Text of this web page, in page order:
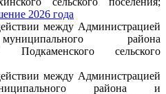
2026 года
между Администрацией
района
сельского
между Администрацией
района и